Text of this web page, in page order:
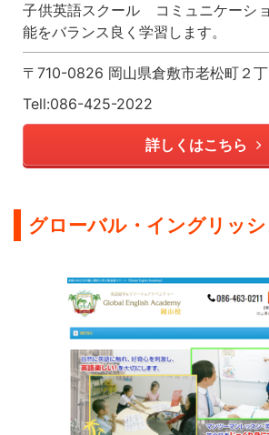
子供英語スクール コミュニケーシ
能をバランス良く学習します。
〒710-0826 岡山県倉敷市老松町２
Tell:086-425-2022
詳しくはこちら
グローバル・イングリッ